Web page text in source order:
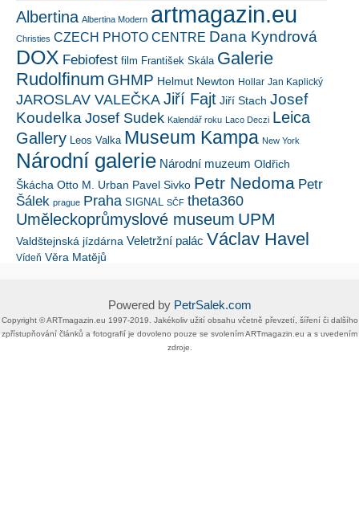
Albertina Albertina Modern artmagazin.eu
Christies CZECH PHOTO CENTRE Dana Kyndrová
DOX Febiofest film František Skála Galerie
Rudolfinum GHMP Helmut Newton Hollar Jan Kaplický
JAROSLAV VALEČKA Jiří Fajt Jiří Stach Josef
Koudelka Josef Sudek Kalendář roku Laco Deczi Leica
Gallery Leos Valka Museum Kampa New York
Národní galerie Národní muzeum Oldřich
Škácha Otto M. Urban Pavel Sivko Petr Nedoma Petr
Šálek prague Praha SIGNAL SČF theta360
Uměleckoprůmyslové museum UPM
Valdštejnská jízdárna Veletržní palác Václav Havel
Vídeň Věra Matějů
Powered by PetrSalek.com
Copyright ©​ ​​ARTmagazin.eu ​1997-2019​.​ Jakékoliv užití obsahu včetně převzetí, šíření či dalšího
zpřístupňování článků a fotografií je dovoleno pouze se svolením ​ARTmagazin.eu​ ​a s uvedením
zdroje.